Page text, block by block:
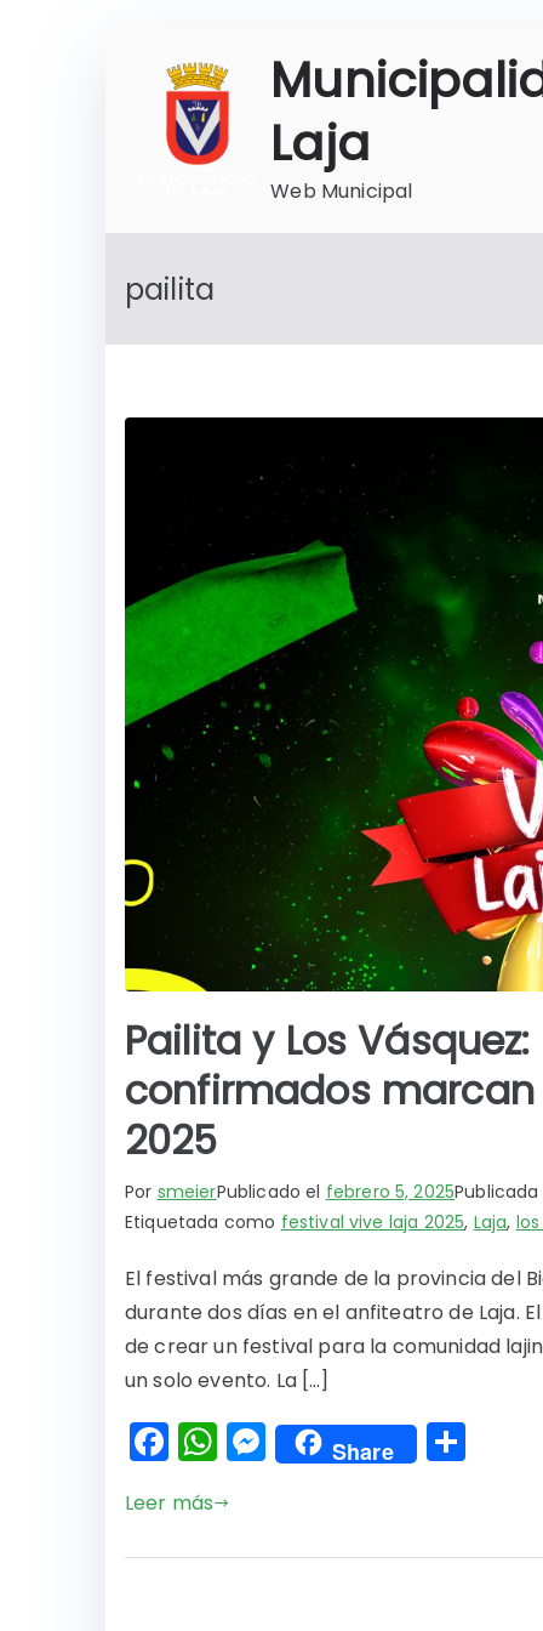
contenido
Laja
Web Municipal
pailita
Pailita y Los
confirmados
2025
Por smeierPublicado el febrero 5, 2025
Etiquetada como festival vive laja 2025, Laja,
El festival más grande de la provincia del
durante dos días en el anfiteatro de Laja.
de crear un festival para la comunidad
un solo evento. La […]
F
a
c
e
W
h
a
ts
M
e
s
Share C
p
Leer más